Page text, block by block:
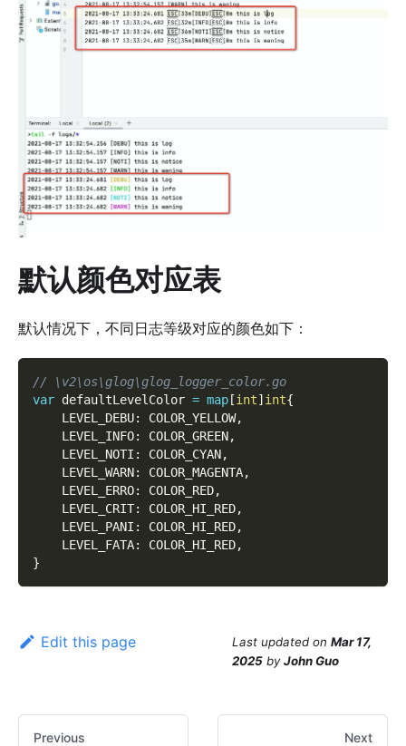
默认颜色对应表
默认情况下，不同日志等级对应的颜色如下：
// \v2\os\glog\glog_logger_color.go
var defaultLevelColor = map [int] int{
    LEVEL_DEBU
: COLOR_YELLOW,
    LEVEL_INFO
: COLOR_GREEN,
    LEVEL_NOTI
: COLOR_CYAN,
    LEVEL_WARN
: COLOR_MAGENTA,
    LEVEL_ERRO
: COLOR_RED,
    LEVEL_CRIT
: COLOR_HI_RED,
    LEVEL_PANI
: COLOR_HI_RED,
    LEVEL_FATA
: COLOR_HI_RED,
}
Edit this page Last updated on Mar 17,
2025 byJohn Guo
Previous Next